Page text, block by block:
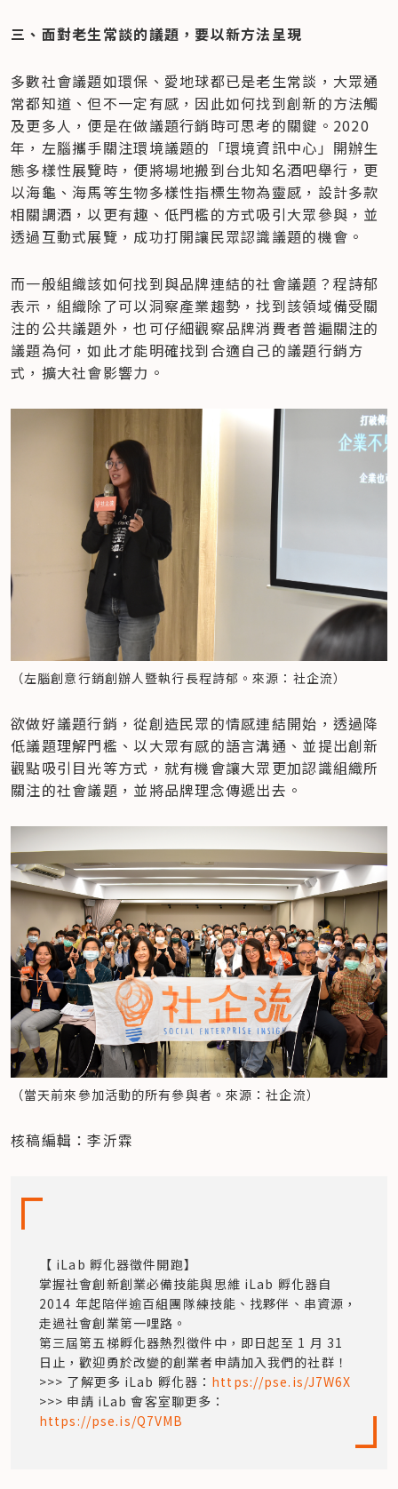
三、面對老生常談的議題，要以新方法呈現
多數社會議題如環保、愛地球都已是老生常談，大眾通
常都知道、但不一定有感，因此如何找到創新的方法觸
及更多人，便是在做議題行銷時可思考的關鍵。2020
年，左腦攜手關注環境議題的「環境資訊中心」開辦生
態多樣性展覽時，便將場地搬到台北知名酒吧舉行，更
以海龜、海馬等生物多樣性指標生物為靈感，設計多款
相關調酒，以更有趣、低門檻的方式吸引大眾參與，並
透過互動式展覽，成功打開讓民眾認識議題的機會。
而一般組織該如何找到與品牌連結的社會議題？程詩郁
表示，組織除了可以洞察產業趨勢，找到該領域備受關
注的公共議題外，也可仔細觀察品牌消費者普遍關注的
議題為何，如此才能明確找到合適自己的議題行銷方
式，擴大社會影響力。
（左腦創意行銷創辦人暨執行長程詩郁。來源：社企流）
​欲做好議題行銷，從創造民眾的情感連結開始，透過降
低議題理解門檻、以大眾有感的語言溝通、並提出創新
觀點吸引目光等方式，就有機會讓大眾更加認識組織所
關注的社會議題，並將品牌理念傳遞出去。
（當天前來參加活動的所有參與者。來源：社企流）
核稿編輯：李沂霖
【 iLab 孵化器徵件開跑】
掌握社會創新創業必備技能與思維 iLab 孵化器自
2014 年起陪伴逾百組團隊練技能、找夥伴、串資源，
走過社會創業第一哩路。
第三屆第五梯孵化器熱烈徵件中，即日起至 1 月 31
日止，歡迎勇於改變的創業者申請加入我們的社群！
>>> 了解更多 iLab 孵化器： https://pse.is/J7W6X
>>> 申請 iLab 會客室聊更多：
https://pse.is/Q7VMB